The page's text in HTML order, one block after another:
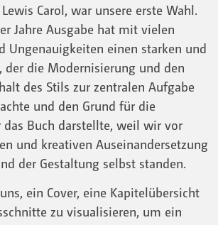
Carol, war unsere erste Wahl.
Jahre Ausgabe hat mit vielen
Ungenauigkeiten einen starken und
der die Modernisierung und den
des Stils zur zentralen Aufgabe
und den Grund für die
das Buch darstellte, weil wir vor
und kreativen Auseinandersetzung
der Gestaltung selbst standen.
ein Cover, eine Kapitelübersicht
zu visualisieren, um ein